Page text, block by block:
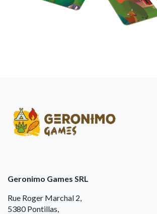
Geronimo Games SRL
Rue Roger Marchal 2,
5380 Pontillas,